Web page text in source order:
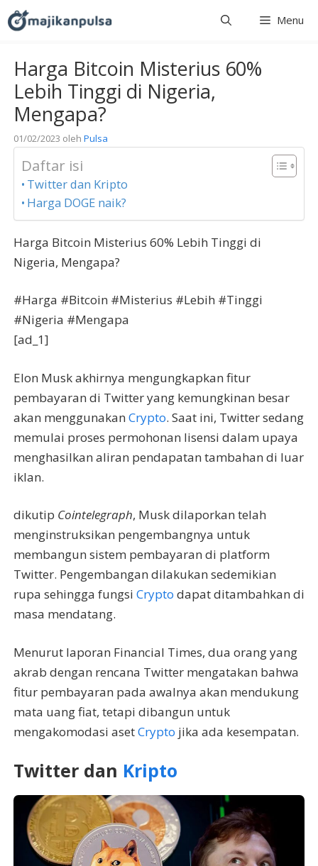
Langsung
ke
Menu
Harga Bitcoin Misterius 60%
Lebih Tinggi di Nigeria,
Mengapa?
01/02/2023 oleh Pulsa
Daftar isi
Twitter dan Kripto
Harga DOGE naik?
Harga Bitcoin Misterius 60% Lebih Tinggi di
Nigeria, Mengapa?
#Harga #Bitcoin #Misterius #Lebih #Tinggi
#Nigeria #Mengapa
[ad_1]
Elon Musk akhirnya mengungkapkan fitur
pembayaran di Twitter yang kemungkinan besar
akan menggunakan Crypto. Saat ini, Twitter sedang
memulai proses permohonan lisensi dalam upaya
menghasilkan aliran pendapatan tambahan di luar
iklan.
dikutip Cointelegraph, Musk dilaporkan telah
menginstruksikan pengembangnya untuk
membangun sistem pembayaran di platform
Twitter. Pengembangan dilakukan sedemikian
rupa sehingga fungsi Crypto dapat ditambahkan di
masa mendatang.
Menurut laporan Financial Times, dua orang yang
akrab dengan rencana Twitter mengatakan bahwa
fitur pembayaran pada awalnya akan mendukung
mata uang fiat, tetapi dibangun untuk
mengakomodasi asetCrypto jika ada kesempatan.
Twitter dan Kripto